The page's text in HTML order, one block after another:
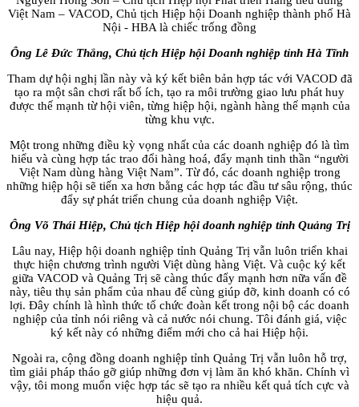
Việt Nam – VACOD, Chủ tịch Hiệp hội Doanh nghiệp thành phố Hà
Nội - HBA là chiếc trống đồng
Ông Lê Đức Thắng, Chủ tịch Hiệp hội Doanh nghiệp tỉnh Hà Tĩnh
Tham dự hội nghị lần này và ký kết biên bản hợp tác với VACOD đã
tạo ra một sân chơi rất bổ ích, tạo ra môi trường giao lưu phát huy
được thế mạnh từ hội viên, từng hiệp hội, ngành hàng thế mạnh của
từng khu vực.
Một trong những điều kỳ vọng nhất của các doanh nghiệp đó là tìm
hiểu và cùng hợp tác trao đổi hàng hoá, đẩy mạnh tinh thần “người
Việt Nam dùng hàng Việt Nam”. Từ đó, các doanh nghiệp trong
những hiệp hội sẽ tiến xa hơn bằng các hợp tác đầu tư sâu rộng, thúc
đẩy sự phát triển chung của doanh nghiệp Việt.
Ông Võ Thái Hiệp, Chủ tịch Hiệp hội doanh nghiệp tỉnh Quảng Trị
Lâu nay, Hiệp hội doanh nghiệp tỉnh Quảng Trị vẫn luôn triển khai
thực hiện chương trình người Việt dùng hàng Việt. Và cuộc ký kết
giữa VACOD và Quảng Trị sẽ càng thúc đẩy mạnh hơn nữa vấn đề
này, tiêu thụ sản phẩm của nhau để cùng giúp đỡ, kinh doanh có có
lợi. Đây chính là hình thức tổ chức đoàn kết trong nội bộ các doanh
nghiệp của tỉnh nói riêng và cả nước nói chung. Tôi đánh giá, việc
ký kết này có những điểm mới cho cả hai Hiệp hội.
Ngoài ra, cộng đồng doanh nghiệp tỉnh Quảng Trị vẫn luôn hỗ trợ,
tìm giải pháp tháo gỡ giúp những đơn vị làm ăn khó khăn. Chính vì
vậy, tôi mong muốn việc hợp tác sẽ tạo ra nhiều kết quả tích cực và
hiệu quả.